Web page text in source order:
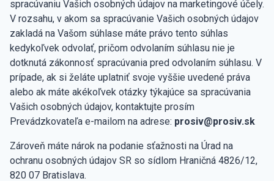
spracúvaniu Vašich osobných údajov na marketingové účely.
V rozsahu, v akom sa spracúvanie Vašich osobných údajov
zakladá na Vašom súhlase máte právo tento súhlas
kedykoľvek odvolať, pričom odvolaním súhlasu nie je
dotknutá zákonnosť spracúvania pred odvolaním súhlasu. V
prípade, ak si želáte uplatniť svoje vyššie uvedené práva
alebo ak máte akékoľvek otázky týkajúce sa spracúvania
Vašich osobných údajov, kontaktujte prosím
Prevádzkovateľa e-mailom na adrese: prosiv@prosiv.sk
Zároveň máte nárok na podanie sťažnosti na Úrad na
ochranu osobných údajov SR so sídlom Hraničná 4826/12,
820 07 Bratislava.